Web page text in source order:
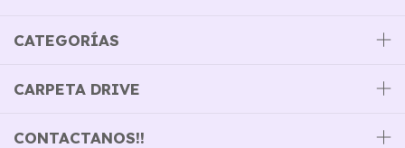
CATEGORÍAS
CARPETA DRIVE
CONTACTANOS!!